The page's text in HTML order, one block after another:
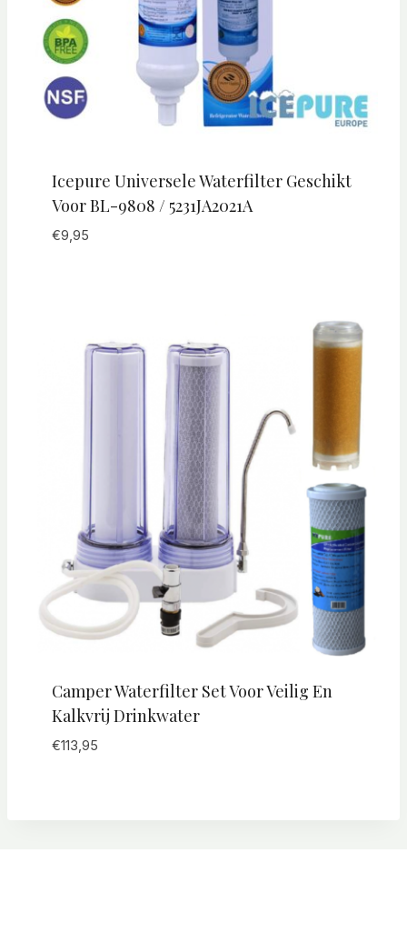
Icepure Universele Waterfilter Geschikt
Voor BL-9808 / 5231JA2021A
€9,95
Camper Waterfilter Set Voor Veilig En
Kalkvrij Drinkwater
€113,95